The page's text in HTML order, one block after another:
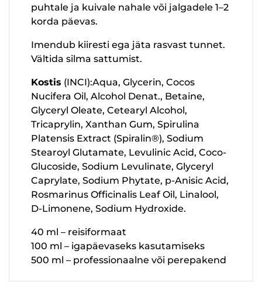
puhtale ja kuivale nahale või jalgadele 1–2
korda päevas.
Imendub kiiresti ega jäta rasvast tunnet.
Vältida silma sattumist.
Kostis (INCI):Aqua, Glycerin, Cocos
Nucifera Oil, Alcohol Denat., Betaine,
Glyceryl Oleate, Cetearyl Alcohol,
Tricaprylin, Xanthan Gum, Spirulina
Platensis Extract (Spiralin®), Sodium
Stearoyl Glutamate, Levulinic Acid, Coco-
Glucoside, Sodium Levulinate, Glyceryl
Caprylate, Sodium Phytate, p-Anisic Acid,
Rosmarinus Officinalis Leaf Oil, Linalool,
D-Limonene, Sodium Hydroxide.
40 ml – reisiformaat
100 ml – igapäevaseks kasutamiseks
500 ml – professionaalne või perepakend